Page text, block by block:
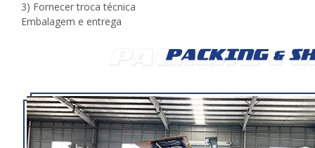
3) Fornecer troca técnica
Embalagem e entrega